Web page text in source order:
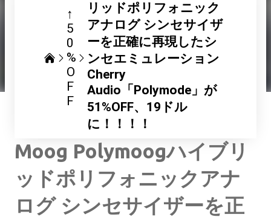
↑
5
0
%
O
F
F
リッドポリフォニック
アナログ シンセサイザ
ーを正確に再現したシ
ンセエミュレーション
Cherry
Audio「Polymode」が
51%OFF、19ドル
に！！！！
Moog Polymoogハイブリ
ッドポリフォニックアナ
ログ シンセサイザーを正